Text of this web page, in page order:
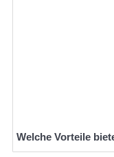
Welche Vorteile